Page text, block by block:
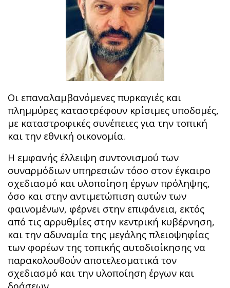
Οι επαναλαμβανόμενες πυρκαγιές και
πλημμύρες καταστρέφουν κρίσιμες υποδομές,
με καταστροφικές συνέπειες για την τοπική
και την εθνική οικονομία.
Η εμφανής έλλειψη συντονισμού των
συναρμόδιων υπηρεσιών τόσο στον έγκαιρο
σχεδιασμό και υλοποίηση έργων πρόληψης,
όσο και στην αντιμετώπιση αυτών των
φαινομένων, φέρνει στην επιφάνεια, εκτός
από τις αρρυθμίες στην κεντρική κυβέρνηση,
και την αδυναμία της μεγάλης πλειοψηφίας
των φορέων της τοπικής αυτοδιοίκησης να
παρακολουθούν αποτελεσματικά τον
σχεδιασμό και την υλοποίηση έργων και